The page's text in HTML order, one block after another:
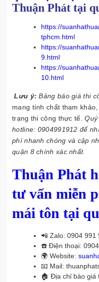
Thuận Phát tại
https://
tphcm.html
https://
9.html
https://
10.html
Lưu ý: Bảng báo giá thi
mang tính chất tham
trạng thi công thực tế.
hotline: 0904991912để
phí nhanh chóng và cập
quận 8 chính xác nhất.
Thuận Phát
tư vấn miễn
mái tôn tại
📲 Zalo: 0904 991
☎️ Điện thoại:
🌍 Website:
📧 Mail:
🏠 Địa chỉ báo giá